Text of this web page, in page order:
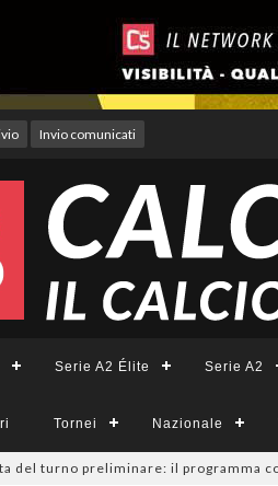
Invio comunicati
Serie A2 Élite Serie A2
Tornei Nazionale
preliminare: il programma